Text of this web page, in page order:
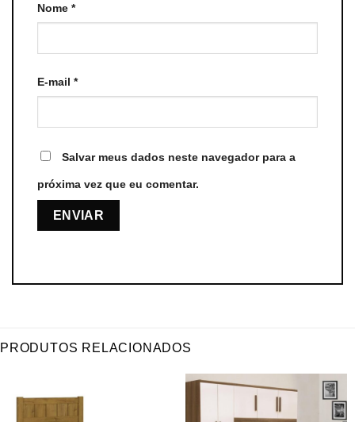
Nome *
E-mail *
Salvar meus dados neste navegador para a
próxima vez que eu comentar.
PRODUTOS RELACIONADOS